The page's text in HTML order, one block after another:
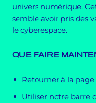
univers numérique.
semble avoir pris des
le cyberespace.
QUE FAIRE
Retourner à la page
Utiliser notre barre